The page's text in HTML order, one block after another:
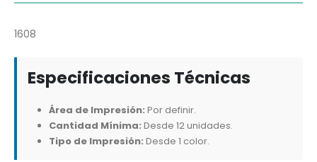
1608
Especificaciones Técnicas
Área de Impresión: Por definir.
Cantidad Mínima: Desde 12 unidades.
Tipo de Impresión: Desde 1 color.